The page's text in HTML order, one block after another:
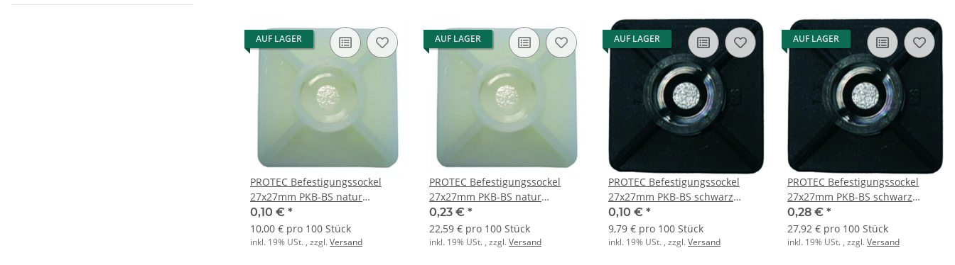
AUF LAGER
PROTEC Befestigungssockel
27x27mm PKB-BS natur
schraubbar
0,10 € *
10,00 € pro 100 Stück
inkl. 19% USt. , zzgl.Versand
AUF LAGER
PROTEC Befestigungssockel
27x27mm PKB-BS natur
selbstklebend
0,23 € *
22,59 € pro 100 Stück
inkl. 19% USt. , zzgl.Versand
AUF LAGER
PROTEC Befestigungssockel
27x27mm PKB-BS schwarz
schraubbar
0,10 € *
9,79 € pro 100 Stück
inkl. 19% USt. , zzgl.Versand
AUF LAGER
PROTEC Befestigungssockel
27x27mm PKB-BS schwarz
selbstklebend
0,28 € *
27,92 € pro 100 Stück
inkl. 19% USt. , zzgl.Versand